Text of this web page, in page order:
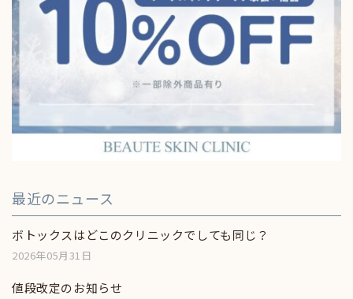
最近のニュース
ボトックスはどこのクリニックでしても同じ？
2026年05月31日
値段改定のお知らせ